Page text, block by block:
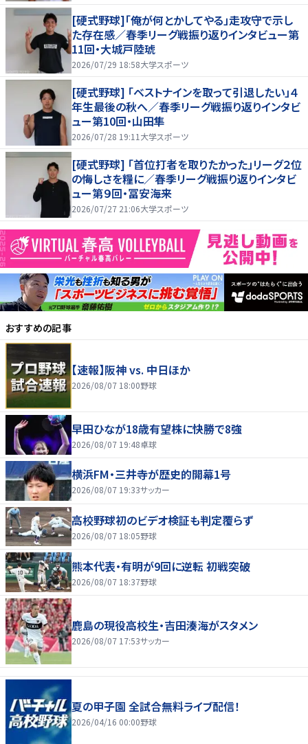
[硬式野球]「俺が何とかしてやる」走攻守で示し
た存在感／春季リーグ戦振り返りインタビュー第
11回・大城戸陸琥
2026/07/29 18:58大学スポーツ
[硬式野球] 「ベストナインを取って引退したい」４
年生最後の秋へ／春季リーグ戦振り返りインタビ
ュー第10回・山田隼
2026/07/28 19:11 大学スポーツ
[硬式野球] 「首位打者を取りたかった」リーグ２位
の悔しさを糧に／春季リーグ戦振り返りインタビ
ュー第９回・冨安海来
2026/07/27 21:06大学スポーツ
おすすめの記事
【速報】阪神 vs. 中日ほか
2026/08/07 18:00野球
早田ひなが18歳有望株に快勝で8強
2026/08/07 19:48卓球
横浜FM・三井寺が歴史的開幕1号
2026/08/07 19:33サッカー
高校野球初のビデオ検証も判定覆らず
2026/08/07 18:05野球
熊本代表・有明が9回に逆転 初戦突破
2026/08/07 18:37野球
鹿島の現役高校生・吉田湊海がスタメン
2026/08/07 17:53サッカー
夏の甲子園 全試合無料ライブ配信！
2026/04/16 00:00野球